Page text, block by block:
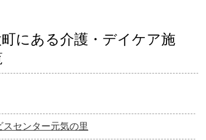
にある介護・デイケア施
スセンター元気の里